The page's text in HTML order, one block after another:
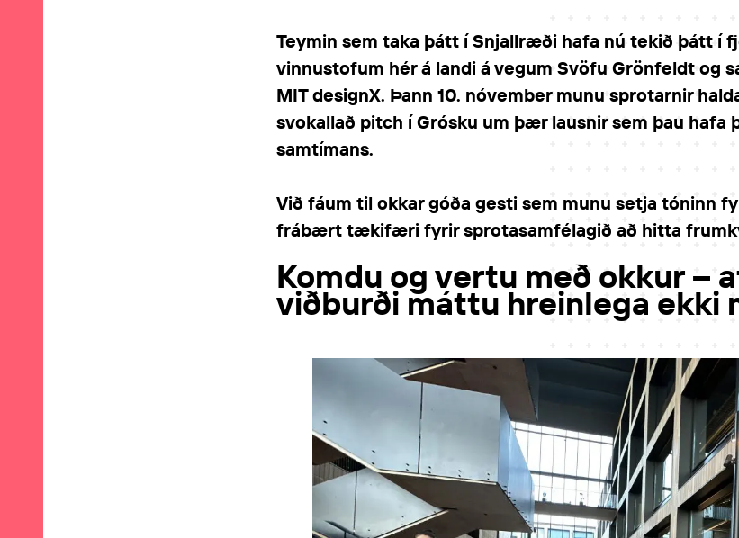
Teymin sem taka þátt í Snjallræði hafa nú tekið þátt í
vinnustofum hér á landi á vegum Svöfu Grönfeldt og
MIT designX. Þann 10. nóvember munu sprotarnir
svokallað pitch í Grósku um þær lausnir sem þau hafa
samtímans.
Við fáum til okkar góða gesti sem munu setja tóninn
frábært tækifæri fyrir sprotasamfélagið að hitta
Komdu og vertu með okkur –
viðburði máttu hreinlega ekki